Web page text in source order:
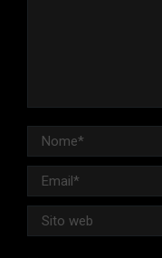
Nome *
Email *
Sito web